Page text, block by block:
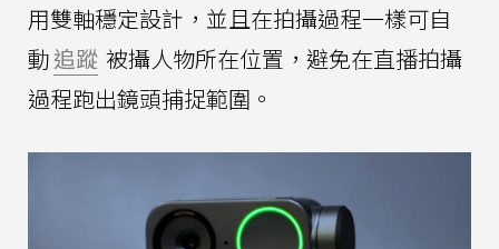
用雙軸穩定設計，並且在拍攝過程一樣可自
動追蹤 被攝人物所在位置，避免在直播拍攝
過程跑出鏡頭捕捉範圍。